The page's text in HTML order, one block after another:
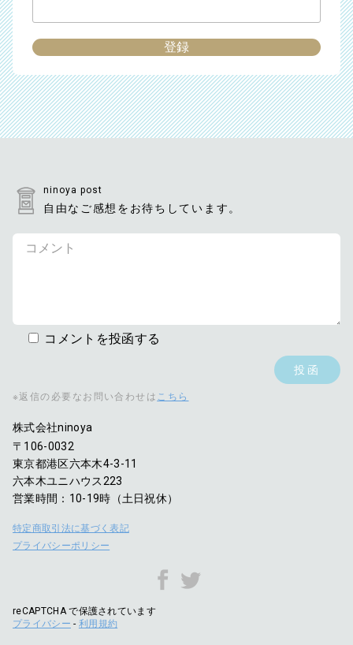
ninoya post
自由なご感想をお待ちしています。
コメントを投函する
※返信の必要なお問い合わせは こちら
株式会社ninoya
〒106-0032
東京都港区六本木4-3-11
六本木ユニハウス223
営業時間：10-19時（土日祝休）
特定商取引法に基づく表記
プライバシーポリシー
reCAPTCHA で保護されています
プライバシー - 利用規約